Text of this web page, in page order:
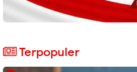
Terpopuler